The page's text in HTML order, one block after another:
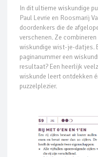
In dit ultieme wiskundige
Paul Levrie en Roosmarij
doordenkers die de
verschenen. Ze
wiskundige wist-je-datjes.
paginanummer een
resultaat? Een heerlijk
wiskunde leert ontdekken
puzzelplezier.